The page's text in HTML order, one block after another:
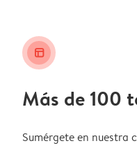
layout_alt
Más de 100
Sumérgete en nuestra